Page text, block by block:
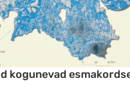
kogunevad